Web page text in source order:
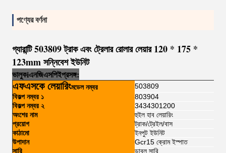
পণ্যের বর্ণনা
গ্যারান্টি 503809 ট্রাক এবং ট্রেলার রোলার লেয়ার 120 * 175 *
123mm সন্নিবেশ ইউনিট
ভালুকiএনজিএসপিইপ্রসঙ্গ:
এফএসকে লেয়ারিংমডেল নম্বর
503809
বিকল্প নম্বর ১
803904
বিকল্প নম্বর ২
3434301200
অংশের নাম
হুইল হাব লেয়ারিং
প্রয়োগ
ট্রাক/ট্রেইল/বাস
কাঠামো
ইনপুট ইউনিট
উপাদান
Gcr15 ক্রোম ইস্পাত
সারি
ডাবল সারি